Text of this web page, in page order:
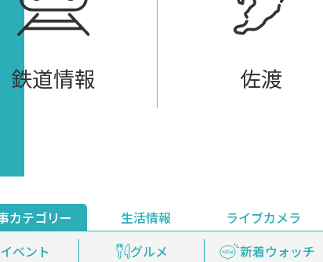
鉄道情報 佐渡
カテゴリー
イベント グルメ 新着ウォッチ
生活情報
安全安心情報 天気 上
ライブカメラ
ライブ配信
見逃し配信